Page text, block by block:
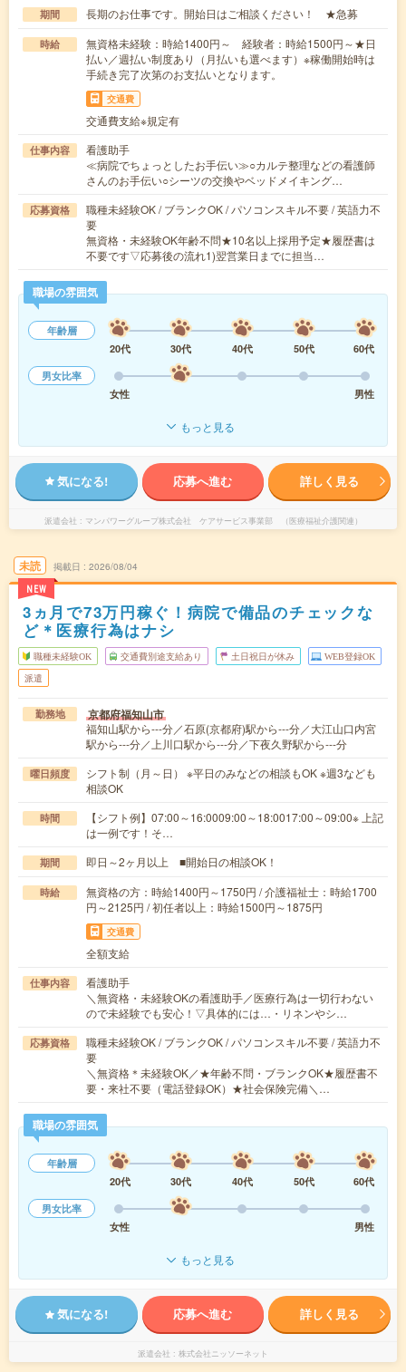
期間 長期のお仕事です。開始日はご相談ください！ ★急募
時給
無資格未経験：時給1400円～ 経験者：時給1500円～★日
払い／週払い制度あり（月払いも選べます）※稼働開始時は
手続き完了次第のお支払いとなります。
交通費
交通費支給※規定有
仕事内容
看護助手
≪病院でちょっとしたお手伝い≫○カルテ整理などの看護師
さんのお手伝い○シーツの交換やベッドメイキング…
応募資格
職種未経験OK / ブランクOK / パソコンスキル不要 / 英語力不
要
無資格・未経験OK年齢不問★10名以上採用予定★履歴書は
不要です▽応募後の流れ1)翌営業日までに担当…
職場の雰囲気
年齢層
20代
30代 40代 50代
60代
男女比率
女性
男性
もっと見る
気になる! 応募へ進む 詳しく見る
派遣会社 マンパワーグループ株式会社 ケアサービス事業部 （医療福祉介護関連）
未読
NEW
掲載日 2026/08/04
3ヵ月で73万円稼ぐ！病院で備品のチェックな
ど＊医療行為はナシ
職種未経験OK 交通費別途支給あり 土日祝日が休み WEB登録OK
派遣
勤務地 京都府福知山市
福知山駅から---分／石原(京都府)駅から---分／大江山口内宮
駅から---分／上川口駅から---分／下夜久野駅から---分
曜日頻度
シフト制（月～日） ※平日のみなどの相談もOK ※週3なども
相談OK
時間
【シフト例】07:00～16:0009:00～18:0017:00～09:00※ 上記
は一例です！そ…
期間 即日～2ヶ月以上 ■開始日の相談OK！
時給
無資格の方：時給1400円～1750円 / 介護福祉士：時給1700
円～2125円 / 初任者以上：時給1500円～1875円
交通費
全額支給
仕事内容
看護助手
＼無資格・未経験OKの看護助手／医療行為は一切行わない
ので未経験でも安心！▽具体的には…・リネンやシ…
応募資格
職種未経験OK / ブランクOK / パソコンスキル不要 / 英語力不
要
＼無資格＊未経験OK／★年齢不問・ブランクOK★履歴書不
要・来社不要（電話登録OK）★社会保険完備＼…
職場の雰囲気
年齢層
20代
30代 40代 50代
60代
男女比率
女性
男性
もっと見る
気になる! 応募へ進む 詳しく見る
派遣会社 株式会社ニッソーネット